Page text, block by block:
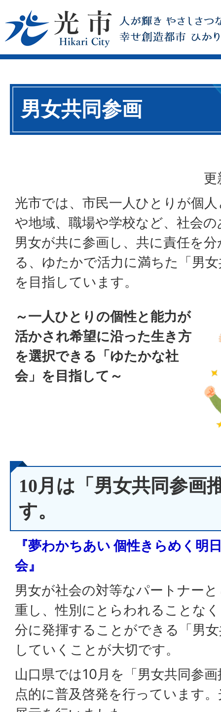
男女共同参画
更
光市では、市民一人ひとりが個
や地域、職場や学校など、社会
男女が共に参画し、共に責任を
る、ゆたかで活力に満ちた「男
を目指しています。
～一人ひとりの個性と能力が
活かされ希望に沿った生き方
を選択できる「ゆたかな社
会」を目指して～
10月は「男女共同参画
す。
『夢わかちあい 個性きらめく明
会』
男女が社会の対等なパートナー
重し、性別にとらわれることな
分に発揮することができる「男
していくことが大切です。
山口県では10月を「男女共同参
点的に普及啓発を行っています